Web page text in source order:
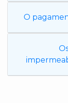
O